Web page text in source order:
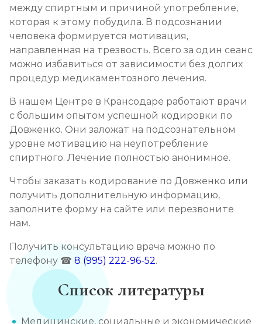
между спиртным и причиной употребление,
которая к этому побудила. В подсознании
человека формируется мотивация,
направленная на трезвость. Всего за один сеанс
можно избавиться от зависимости без долгих
процедур медикаментозного лечения.
В нашем Центре в Крансодаре работают врачи
с большим опытом успешной кодировки по
Довженко. Они заложат на подсознательном
уровне мотивацию на неупотребление
спиртного. Лечение полностью анонимное.
Чтобы заказать кодирование по Довженко или
получить дополнительную информацию,
заполните форму на сайте или перезвоните
нам.
Получить консультацию врача можно по
телефону ☎ 8 (995) 222-96-52.
Список литературы
Медицинские, социальные и экономические